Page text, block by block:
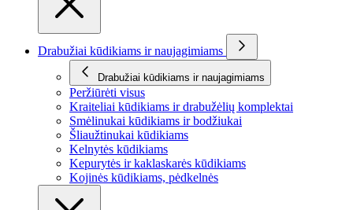
Drabužiai kūdikiams ir naujagimiams
Drabužiai kūdikiams ir naujagimiams
Peržiūrėti visus
Kraiteliai kūdikiams ir drabužėlių komplektai
Smėlinukai kūdikiams ir bodžiukai
Šliaužtinukai kūdikiams
Kelnytės kūdikiams
Kepurytės ir kaklaskarės kūdikiams
Kojinės kūdikiams, pėdkelnės